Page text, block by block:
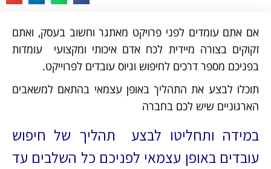
אם אתם עומדים לפני פרויקט מאתגר וחשוב בעסק, ואתם
זקוקים בצורה מיידית לכח אדם איכותי ומקצועי עומדות
בפניכם מספר דרכים לחיפוש וגיוס עובדים לפרוייקט.
תוכלו לבצע את התהליך באופן עצמאי בהתאם למשאבים
הארגוניים שיש לכם בחברה
במידה ותחליטו לבצע תהליך של חיפוש
עובדים באופן עצמאי לפניכם כל השלבים עד